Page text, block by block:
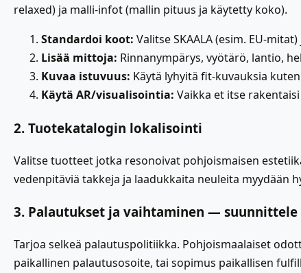
relaxed) ja malli-infot (mallin pituus ja käytetty koko).
Standardoi koot: Valitse SKAALA (esim. EU-
Lisää mittoja: Rinnanympärys, vyötärö, lantio,
Kuvaa istuvuus: Käytä lyhyitä fit-kuvauksia
Käytä AR/visualisointia: Vaikka et itse
2. Tuotekatalogin lokalisointi
Valitse tuotteet jotka resonoivat pohjoismaisen
vedenpitäviä takkeja ja laadukkaita neuleita myydään
3. Palautukset ja vaihtaminen —
Tarjoa selkeä palautuspolitiikka. Pohjoismaalaiset
paikallinen palautusosoite, tai sopimus paikallisen